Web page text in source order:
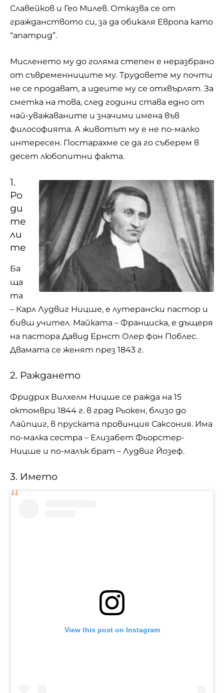
Славейков и Гео Милев. Отказва се от
гражданството си, за да обикаля Европа като
“апатрид”.
Мисленето му до голяма степен е неразбрано
от съвременниците му. Трудовете му почти
не се продават, а идеите му се отхвърлят. За
сметка на това, след години става едно от
най-уважаваните и значими имена във
философията. А животът му е не по-малко
интересен. Постарахме се да го съберем в
десет любопитни факта.
1.
Ро
ди
те
ли
те
Ба
ща
та
– Карл Лудвиг Ницше, е лутерански пастор и
бивш учител. Майката – Франциска, е дъщеря
на пастора Давид Ернст Олер фон Поблес.
Двамата се женят през 1843 г.
2. Раждането
Фридрих Вилхелм Ницше се ражда на 15
октомври 1844 г. в град Рьокен, близо до
Лайпциг, в пруската провинция Саксония. Има
по-малка сестра – Елизабет Фьорстер-
Ницше и по-малък брат – Лудвиг Йозеф.
3. Името
View this post on Instagram